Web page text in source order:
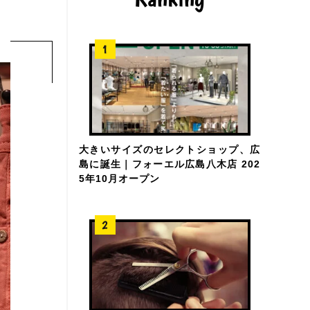
大きいサイズのセレクトショップ、広
島に誕生｜フォーエル広島八木店 202
5年10月オープン